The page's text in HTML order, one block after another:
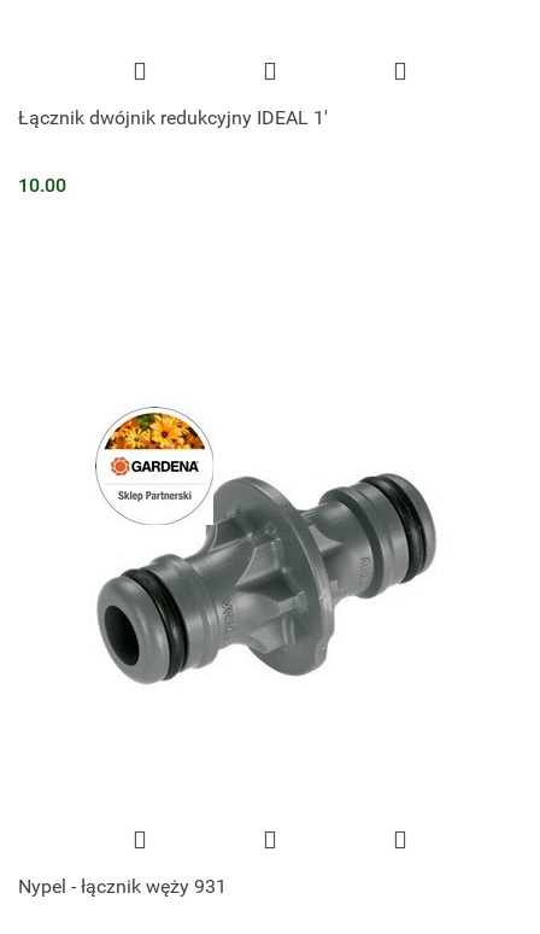
Łącznik dwójnik redukcyjny IDEAL 1'
10.00
Nypel - łącznik węży 931